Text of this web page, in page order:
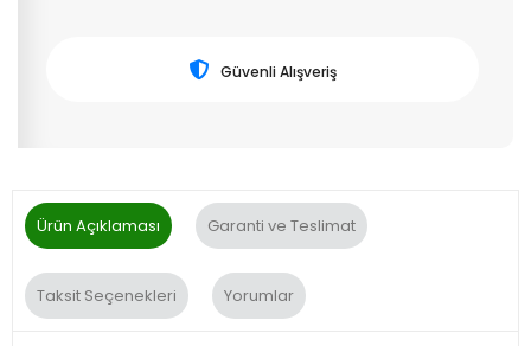
Güvenli Alışveriş
Ürün Açıklaması Garanti ve Teslimat
Taksit Seçenekleri Yorumlar